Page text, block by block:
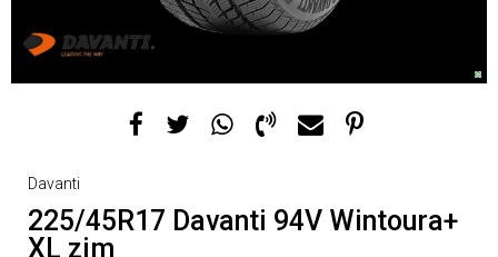
Davanti
225/45R17 Davanti 94V Wintoura+
XL zim